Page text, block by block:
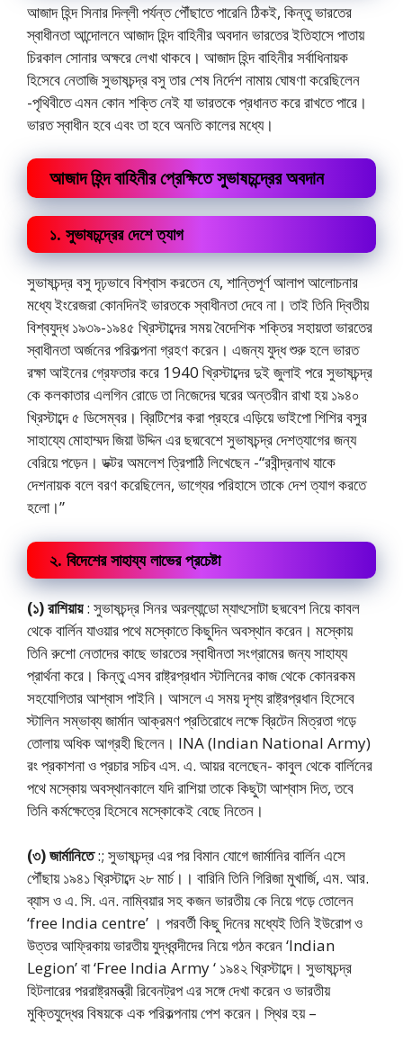
আজাদ হিন্দ সিনার দিল্লী পর্যন্ত পৌঁছাতে পারেনি ঠিকই, কিন্তু ভারতের
স্বাধীনতা আন্দোলনে আজাদ হিন্দ বাহিনীর অবদান ভারতের ইতিহাসে পাতায়
চিরকাল সোনার অক্ষরে লেখা থাকবে। আজাদ হিন্দ বাহিনীর সর্বাধিনায়ক
হিসেবে নেতাজি সুভাষচন্দ্র বসু তার শেষ নির্দেশ নামায় ঘোষণা করেছিলেন
-পৃথিবীতে এমন কোন শক্তি নেই যা ভারতকে প্রধানত করে রাখতে পারে।
ভারত স্বাধীন হবে এবং তা হবে অনতি কালের মধ্যে।
আজাদ হিন্দ বাহিনীর প্রেক্ষিতে সুভাষচন্দ্রের অবদান
১. সুভাষচন্দ্রের দেশে ত্যাগ
সুভাষচন্দ্র বসু দৃঢ়ভাবে বিশ্বাস করতেন যে, শান্তিপূর্ণ আলাপ আলোচনার
মধ্যে ইংরেজরা কোনদিনই ভারতকে স্বাধীনতা দেবে না। তাই তিনি দ্বিতীয়
বিশ্বযুদ্ধ ১৯৩৯-১৯৪৫ খ্রিস্টাব্দের সময় বৈদেশিক শক্তির সহায়তা ভারতের
স্বাধীনতা অর্জনের পরিকল্পনা গ্রহণ করেন। এজন্য যুদ্ধ শুরু হলে ভারত
রক্ষা আইনের গ্রেফতার করে 1940 খ্রিস্টাব্দের দুই জুলাই পরে সুভাষচন্দ্র
কে কলকাতার এলগিন রোডে তা নিজেদের ঘরের অন্তরীন রাখা হয় ১৯৪০
খ্রিস্টাব্দে ৫ ডিসেম্বর। ব্রিটিশের করা প্রহরে এড়িয়ে ভাইপো শিশির বসুর
সাহায্যে মোহাম্মদ জিয়া উদ্দিন এর ছদ্মবেশে সুভাষচন্দ্র দেশত্যাগের জন্য
বেরিয়ে পড়েন। ডক্টর অমলেশ ত্রিপাঠি লিখেছেন -“রবীন্দ্রনাথ যাকে
দেশনায়ক বলে বরণ করেছিলেন, ভাগ্যের পরিহাসে তাকে দেশ ত্যাগ করতে
হলো।”
২. বিদেশের সাহায্য লাভের প্রচেষ্টা
(১) রাশিয়ায়: সুভাষচন্দ্র সিনর অরল্যান্ডো ম্যাৎসোটা ছদ্মবেশ নিয়ে কাবল
থেকে বার্লিন যাওয়ার পথে মস্কোতে কিছুদিন অবস্থান করেন। মস্কোয়
তিনি রুশো নেতাদের কাছে ভারতের স্বাধীনতা সংগ্রামের জন্য সাহায্য
প্রার্থনা করে। কিন্তু এসব রাষ্ট্রপ্রধান স্টালিনের কাজ থেকে কোনরকম
সহযোগিতার আশ্বাস পাইনি। আসলে এ সময় দৃশ্য রাষ্ট্রপ্রধান হিসেবে
স্টালিন সম্ভাব্য জার্মান আক্রমণ প্রতিরোধে লক্ষে ব্রিটেন মিত্রতা গড়ে
তোলায় অধিক আগ্রহী ছিলেন। INA (Indian National Army)
রং প্রকাশনা ও প্রচার সচিব এস. এ. আয়র বলেছেন- কাবুল থেকে বার্লিনের
পথে মস্কোয় অবস্থানকালে যদি রাশিয়া তাকে কিছুটা আশ্বাস দিত, তবে
তিনি কর্মক্ষেত্রে হিসেবে মস্কোকেই বেছে নিতেন।
(৩) জার্মানিতে:; সুভাষচন্দ্র এর পর বিমান যোগে জার্মানির বার্লিন এসে
পৌঁছায় ১৯৪১ খ্রিস্টাব্দে ২৮ মার্চ।। বারিনি তিনি গিরিজা মুখার্জি, এম. আর.
ব্যাস ও এ. সি. এন. নাম্বিয়ার সহ কজন ভারতীয় কে নিয়ে গড়ে তোলেন
‘free India centre’ । পরবর্তী কিছু দিনের মধ্যেই তিনি ইউরোপ ও
উত্তর আফ্রিকায় ভারতীয় যুদ্ধবন্দীদের নিয়ে গঠন করেন ‘Indian
Legion’ বা ‘Free India Army ‘ ১৯৪২ খ্রিস্টাব্দে। সুভাষচন্দ্র
হিটলারের পররাষ্ট্রমন্ত্রী রিবেনট্রপ এর সঙ্গে দেখা করেন ও ভারতীয়
মুক্তিযুদ্ধের বিষয়কে এক পরিকল্পনায় পেশ করেন। স্থির হয় –